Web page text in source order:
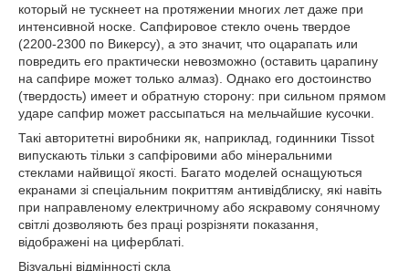
который не тускнеет на протяжении многих лет даже при
интенсивной носке. Сапфировое стекло очень твердое
(2200-2300 по Викерсу), а это значит, что оцарапать или
повредить его практически невозможно (оставить царапину
на сапфире может только алмаз). Однако его достоинство
(твердость) имеет и обратную сторону: при сильном прямом
ударе сапфир может рассыпаться на мельчайшие кусочки.
Такі авторитетні виробники як, наприклад, годинники Tissot
випускають тільки з сапфіровими або мінеральними
стеклами найвищої якості. Багато моделей оснащуються
екранами зі спеціальним покриттям антивідблиску, які навіть
при направленому електричному або яскравому сонячному
світлі дозволяють без праці розрізняти показання,
відображені на циферблаті.
Візуальні відмінності скла